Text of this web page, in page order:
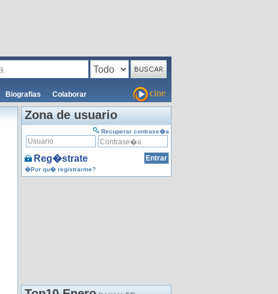
Biografias Colaborar cine
Zona de usuario
Recuperar contrase�a
Reg�strate
�Por qu� registrarme?